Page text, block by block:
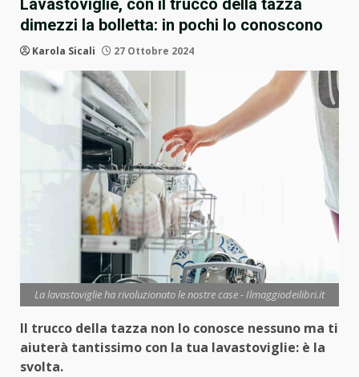
Lavastoviglie, con il trucco della tazza
dimezzi la bolletta: in pochi lo conoscono
Karola Sicali 27 Ottobre 2024
La lavastoviglie ha rivoluzionato le nostre case - Ilmaggiodeilibri.it
Il trucco della tazza non lo conosce nessuno ma ti
aiuterà tantissimo con la tua lavastoviglie: è la
svolta.